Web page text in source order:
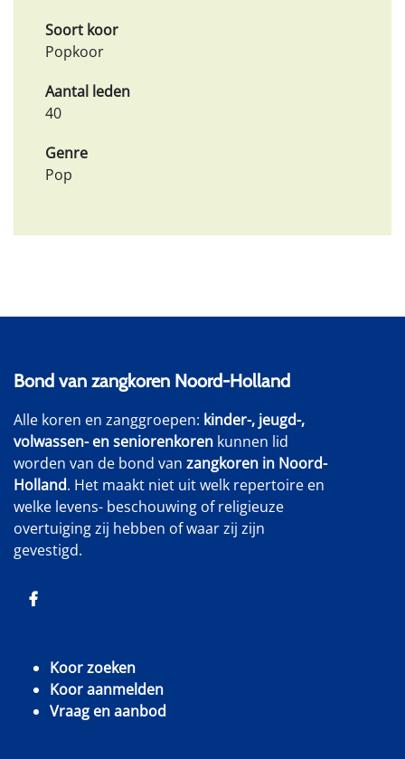
Soort koor
Popkoor
Aantal leden
40
Genre
Pop
Bond van zangkoren Noord-Holland
Alle koren en zanggroepen: kinder-, jeugd-,
volwassen- en seniorenkoren kunnen lid
worden van de bond van zangkoren in Noord-
Holland. Het maakt niet uit welk repertoire en
welke levens- beschouwing of religieuze
overtuiging zij hebben of waar zij zijn
gevestigd.
Koor zoeken
Koor aanmelden
Vraag en aanbod